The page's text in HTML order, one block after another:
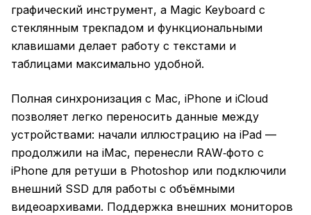
графический инструмент, а Magic Keyboard с
стеклянным трекпадом и функциональными
клавишами делает работу с текстами и
таблицами максимально удобной.
Полная синхронизация с Mac, iPhone и iCloud
позволяет легко переносить данные между
устройствами: начали иллюстрацию на iPad —
продолжили на iMac, перенесли RAW‑фото с
iPhone для ретуши в Photoshop или подключили
внешний SSD для работы с объёмными
видеоархивами. Поддержка внешних мониторов